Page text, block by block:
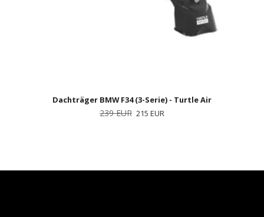
Dachträger BMW F34 (3-Serie) - Turtle Air
239 EUR 215 EUR